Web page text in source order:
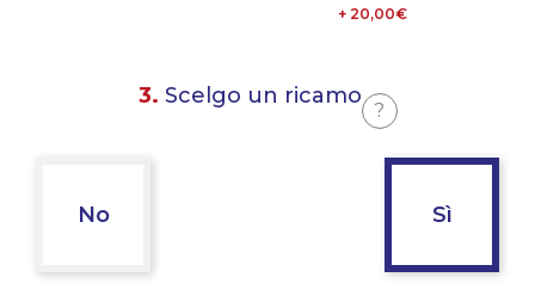
+ 20,00€
3. Scelgo un ricamo
?
No Sì